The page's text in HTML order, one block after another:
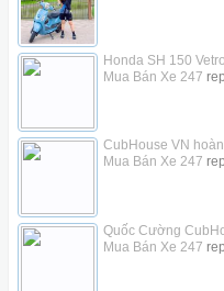
Honda SH 150
Mua Bán Xe 247
CubHouse VN
Mua Bán Xe 247
Quốc Cường
Mua Bán Xe 247